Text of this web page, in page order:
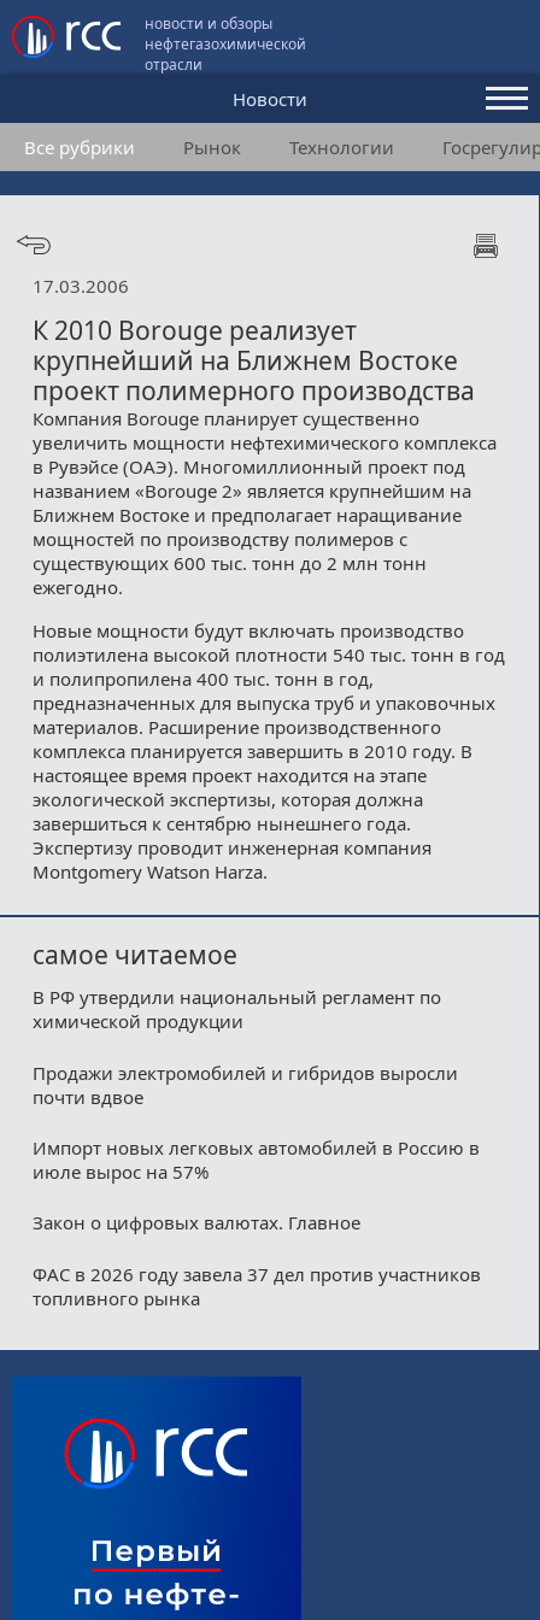
новости и обзоры
нефтегазохимической
отрасли
Новости
Аналитика и мнения
Конференции
Пользовательское соглашение
Медиакит
Контакты
Все рубрики Рынок Технологии
17.03.2006
К 2010 Borouge реализует
крупнейший на Ближнем Востоке
проект полимерного производства
Компания Borouge планирует существенно
увеличить мощности нефтехимического комплекса
в Рувэйсе (ОАЭ). Многомиллионный проект под
названием «Borouge 2» является крупнейшим на
Ближнем Востоке и предполагает наращивание
мощностей по производству полимеров с
существующих 600 тыс. тонн до 2 млн тонн
ежегодно.
Новые мощности будут включать производство
полиэтилена высокой плотности 540 тыс. тонн в год
и полипропилена 400 тыс. тонн в год,
предназначенных для выпуска труб и упаковочных
материалов. Расширение производственного
комплекса планируется завершить в 2010 году. В
настоящее время проект находится на этапе
экологической экспертизы, которая должна
завершиться к сентябрю нынешнего года.
Экспертизу проводит инженерная компания
Montgomery Watson Harza.
самое читаемое
В РФ утвердили национальный регламент по
химической продукции
Продажи электромобилей и гибридов выросли
почти вдвое
Импорт новых легковых автомобилей в Россию в
июле вырос на 57%
Закон о цифровых валютах. Главное
ФАС в 2026 году завела 37 дел против участников
топливного рынка